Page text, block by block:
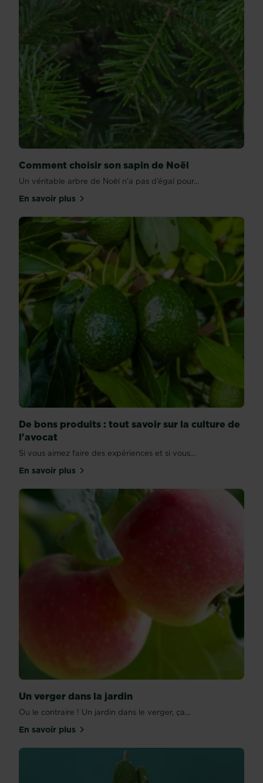
Comment choisir son sapin de Noël
Un véritable arbre de Noël n'a pas d’égal pour...
En savoir plussur Comment choisir son sapin de Noël
De bons produits : tout savoir sur la culture de
l'avocat
Si vous aimez faire des expériences et si vous...
En savoir plussur De bons produits : tout savoir sur la culture
Un verger dans la jardin
Ou le contraire ! Un jardin dans le verger, ça...
En savoir plussur Un verger dans la jardin